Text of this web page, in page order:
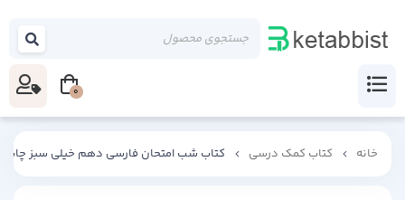
خانه کتاب کمک درسی کتاب شب امتحان فارسی دهم خیلی سبز چاپ 1404
0